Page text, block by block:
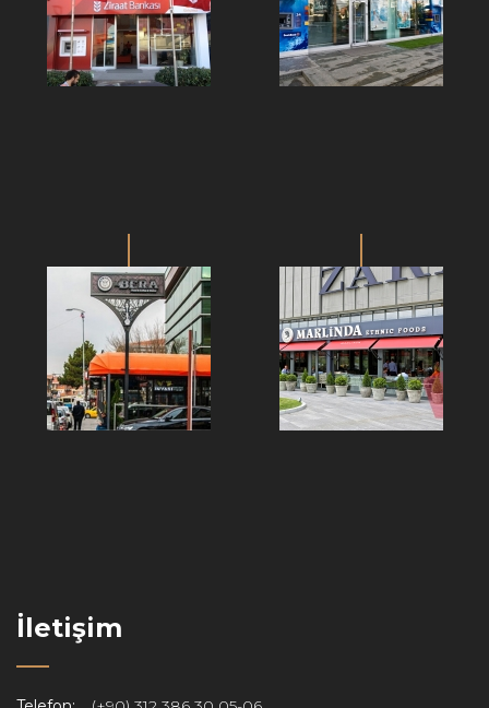
İletişim